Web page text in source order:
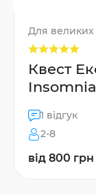
Для
Квест
1 відгук
2-8
від 800 грн